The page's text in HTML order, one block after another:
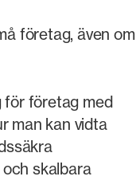
företag, även om
för företag med
man kan vidta
skalbara